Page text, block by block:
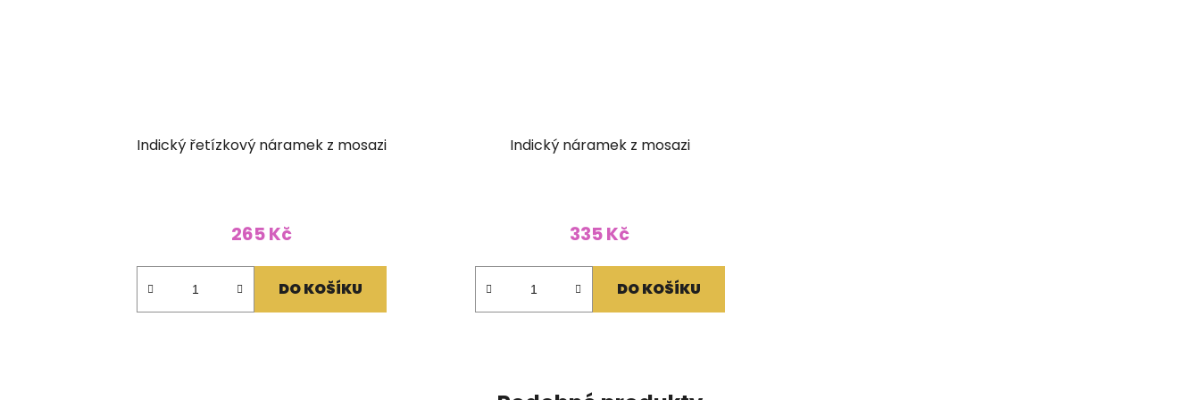
Indický řetízkový náramek z mosazi
265 Kč
DO KOŠÍKU
Indický náramek z mosazi
335 Kč
DO KOŠÍKU